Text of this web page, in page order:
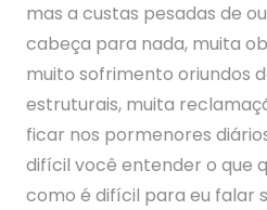
mas a custas pesadas de
cabeça para nada, muita
muito sofrimento oriundos
estruturais, muita
ficar nos pormenores
difícil você entender o que
como é difícil para eu falar